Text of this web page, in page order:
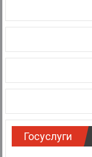
Госуслуги